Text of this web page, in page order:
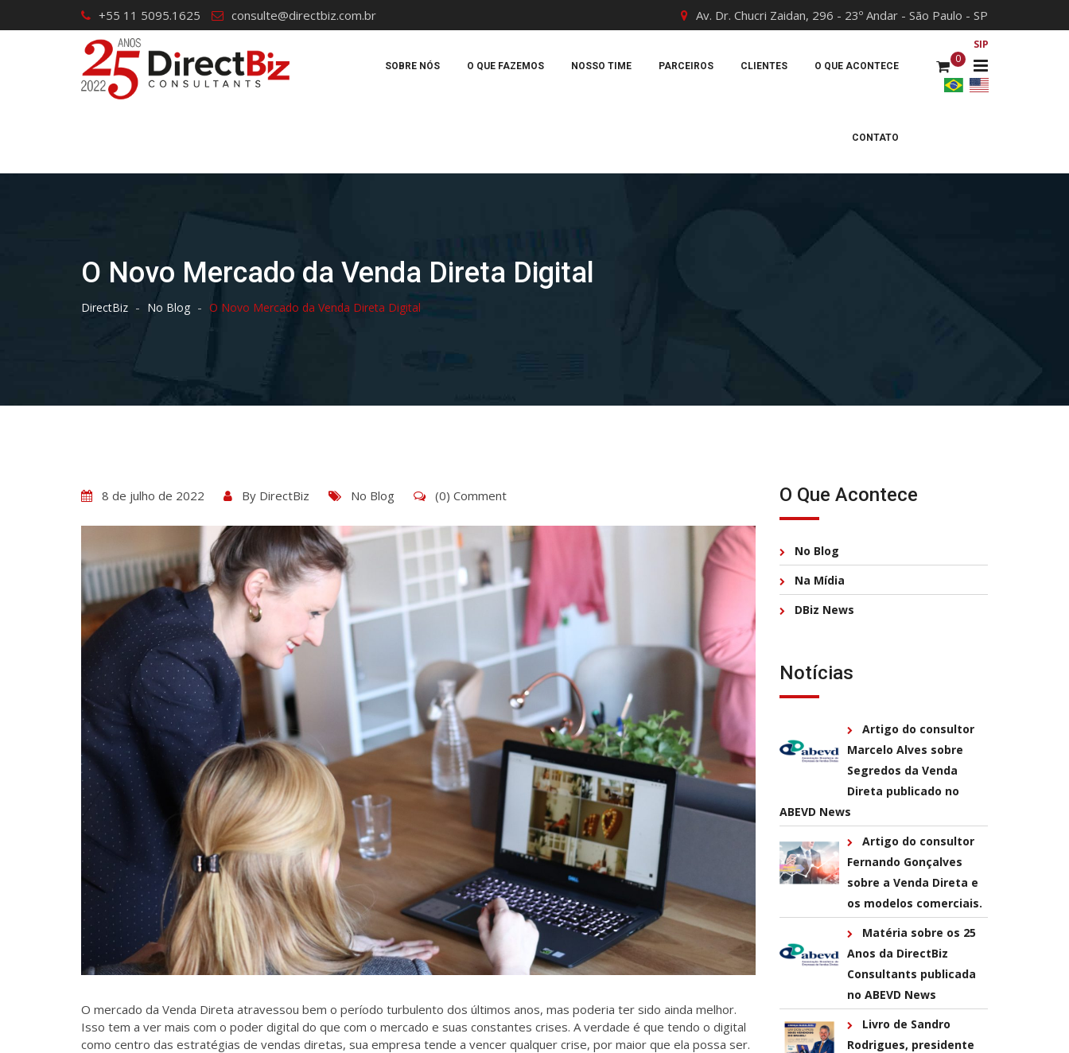
to
+55 11 5095.1625 consulte@directbiz.com.br Av. Dr. Chucri Zaidan, 296 - 23º Andar - São Paulo - SP
SOBRE NÓS O QUE FAZEMOS NOSSO TIME PARCEIROS CLIENTES O QUE ACONTECE
CONTATO
x
0
SIP
O Novo Mercado da Venda Direta Digital
DirectBiz - No Blog - O Novo Mercado da Venda Direta Digital
8 de julho de 2022 By DirectBiz No Blog (0) Comment
O mercado da Venda Direta atravessou bem o período turbulento dos últimos anos, mas poderia ter sido ainda melhor.
Isso tem a ver mais com o poder digital do que com o mercado e suas constantes crises. A verdade é que tendo o digital
como centro das estratégias de vendas diretas, sua empresa tende a vencer qualquer crise, por maior que ela possa ser.
O Que Acontece
No Blog
Na Mídia
DBiz News
Notícias
Artigo do consultor
Marcelo Alves sobre
Segredos da Venda
Direta publicado no
ABEVD News
Artigo do consultor
Fernando Gonçalves
sobre a Venda Direta e
os modelos comerciais.
Matéria sobre os 25
Anos da DirectBiz
Consultants publicada
no ABEVD News
Livro de Sandro
Rodrigues, presidente